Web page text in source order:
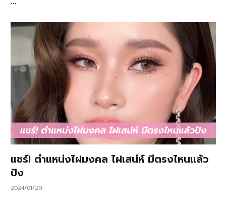
แชร์! ตำแหน่งไฝมงคล ไฝเสน่ห์ มีตรงไหนแล้ว
ปัง
2024/01/29